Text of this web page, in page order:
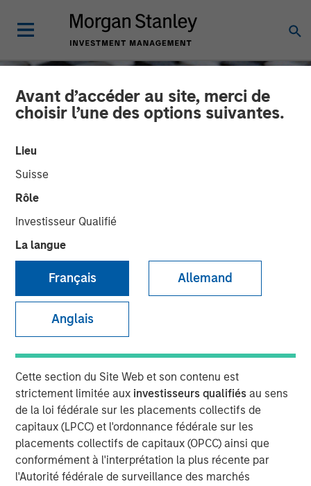
Avant d’accéder au site, merci de
choisir l’une des options suivantes.
Lieu
Suisse
Rôle
Investisseur Qualifié
La langue
Français Allemand
Anglais
Cette section du Site Web et son contenu est
strictement limitée aux investisseurs qualifiésau sens
de la loi fédérale sur les placements collectifs de
capitaux (LPCC) et l'ordonnance fédérale sur les
placements collectifs de capitaux (OPCC) ainsi que
conformément à l'interprétation la plus récente par
l'Autorité fédérale de surveillance des marchés
CONSILIENT OBSERVER
Which One Is It? Equity
Issuance and Retirement
24 JUILLET 2024
The Authors
Michael Mauboussin
Managing Director